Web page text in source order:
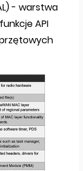
- warstwa
API